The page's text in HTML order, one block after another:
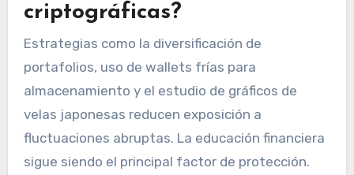
criptográficas?
Estrategias como la diversificación de
portafolios, uso de wallets frías para
almacenamiento y el estudio de gráficos de
velas japonesas reducen exposición a
fluctuaciones abruptas. La educación financiera
sigue siendo el principal factor de protección.